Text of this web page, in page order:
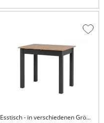
Esstisch in verschiedenen Größen
Zur